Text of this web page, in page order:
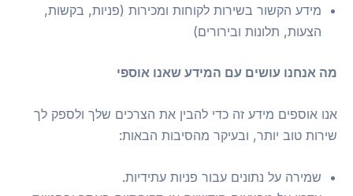
מידע הקשור בשירות לקוחות ומכירות (פניות, בקשות,
הצעות, תלונות ובירורים)
מה אנחנו עושים עם המידע שאנו אוספי
אנו אוספים מידע זה כדי להבין את הצרכים שלך ולספק לך
שירות טוב יותר, ובעיקר מהסיבות הבאות:
שמירה על נתונים עבור פניות עתידיות.